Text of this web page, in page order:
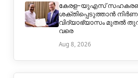
കേരള–യുഎസ്
ശക്തിപ്പെടുത്താൻ
വിദ്യാഭ്യാസം മുതൽ
വരെ
Aug 8, 2026